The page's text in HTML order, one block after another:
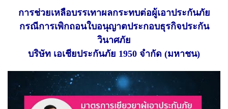
การช่วยเหลือบรรเทาผลกระทบต่อผู้เอาประกันภัย
กรณีการเพิกถอนใบอนุญาตประกอบธุรกิจประกัน
วินาศภัย
บริษัท เอเชียประกันภัย 1950 จำกัด (มหาชน)